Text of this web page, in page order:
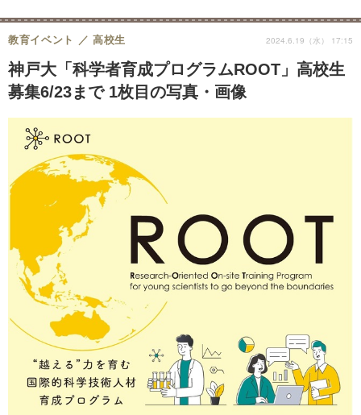
神戸大「科学者育成プログラムROOT」高校生
募集6/23まで 1枚目の写真・画像
教育イベント 高校生 2024.6.19（水） 17:15